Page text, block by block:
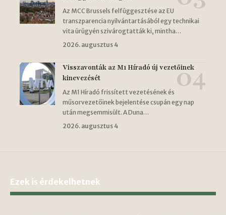
Az MCC Brussels felfüggesztése az EU
transzparencia nyilvántartásából egy technikai
vita ürügyén szivárogtatták ki, mintha…
2026. augusztus 4
Visszavonták az M1 Híradó új vezetőinek
kinevezését
Az M1 Híradó frissített vezetésének és
műsorvezetőinek bejelentése csupán egy nap
után megsemmisült. A Duna…
2026. augusztus 4
Ezek is érdekelhetnek